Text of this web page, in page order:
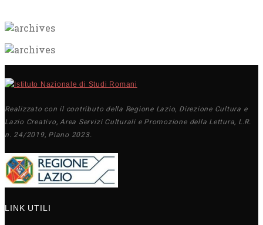
Realizzato con il contributo della Regione Lazio, Direzione Cultura e
Lazio Creativo, Area Servizi Culturali e Promozione della Lettura, L.R.
n. 24/2019, Piano 2023.
LINK UTILI